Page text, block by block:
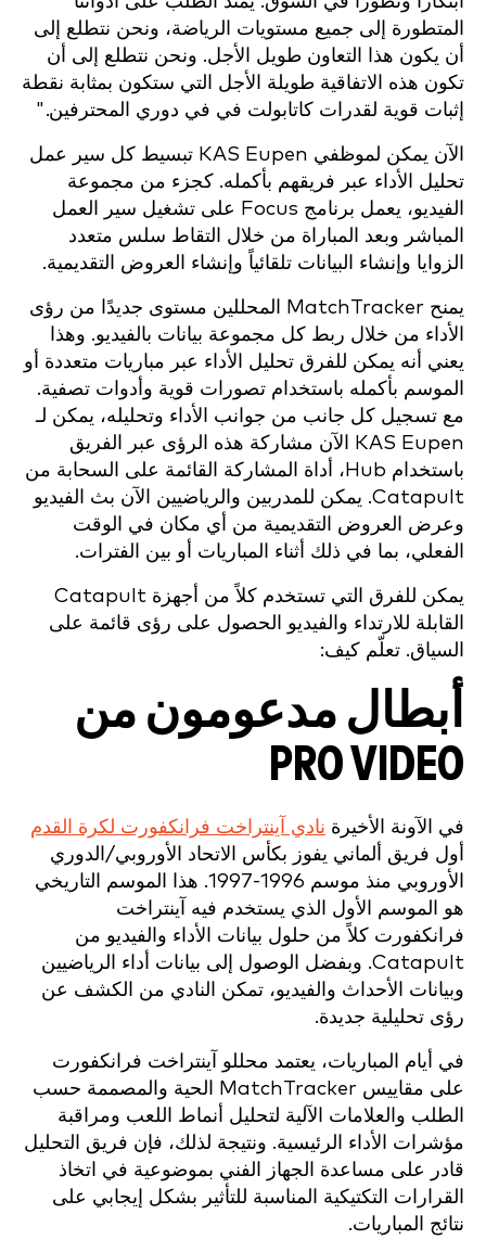
المتطورة إلى جميع مستويات الرياضة، ونحن نتطلع إلى
أن يكون هذا التعاون طويل الأجل. ونحن نتطلع إلى أن
تكون هذه الاتفاقية طويلة الأجل التي ستكون بمثابة نقطة
إثبات قوية لقدرات كاتابولت في في دوري المحترفين."
الآن يمكن لموظفي KAS Eupen تبسيط كل سير عمل
تحليل الأداء عبر فريقهم بأكمله. كجزء من مجموعة
الفيديو، يعمل برنامج Focus على تشغيل سير العمل
المباشر وبعد المباراة من خلال التقاط سلس متعدد
الزوايا وإنشاء البيانات تلقائياً وإنشاء العروض التقديمية.
يمنح MatchTracker المحللين مستوى جديدًا من رؤى
الأداء من خلال ربط كل مجموعة بيانات بالفيديو. وهذا
يعني أنه يمكن للفرق تحليل الأداء عبر مباريات متعددة أو
الموسم بأكمله باستخدام تصورات قوية وأدوات تصفية.
مع تسجيل كل جانب من جوانب الأداء وتحليله، يمكن لـ
KAS Eupen الآن مشاركة هذه الرؤى عبر الفريق
باستخدام Hub، أداة المشاركة القائمة على السحابة من
Catapult. يمكن للمدربين والرياضيين الآن بث الفيديو
وعرض العروض التقديمية من أي مكان في الوقت
الفعلي، بما في ذلك أثناء المباريات أو بين الفترات.
يمكن للفرق التي تستخدم كلاً من أجهزة Catapult
القابلة للارتداء والفيديو الحصول على رؤى قائمة على
السياق. تعلّم كيف:
أبطال مدعومون من
PRO VIDEO
في الآونة الأخيرة نادي آينتراخت فرانكفورت لكرة القدم
أول فريق ألماني يفوز بكأس الاتحاد الأوروبي/الدوري
الأوروبي منذ موسم 1996-1997. هذا الموسم التاريخي
هو الموسم الأول الذي يستخدم فيه آينتراخت
فرانكفورت كلاً من حلول بيانات الأداء والفيديو من
Catapult. وبفضل الوصول إلى بيانات أداء الرياضيين
وبيانات الأحداث والفيديو، تمكن النادي من الكشف عن
رؤى تحليلية جديدة.
في أيام المباريات، يعتمد محللو آينتراخت فرانكفورت
على مقاييس MatchTracker الحية والمصممة حسب
الطلب والعلامات الآلية لتحليل أنماط اللعب ومراقبة
مؤشرات الأداء الرئيسية. ونتيجة لذلك، فإن فريق التحليل
قادر على مساعدة الجهاز الفني بموضوعية في اتخاذ
القرارات التكتيكية المناسبة للتأثير بشكل إيجابي على
نتائج المباريات.